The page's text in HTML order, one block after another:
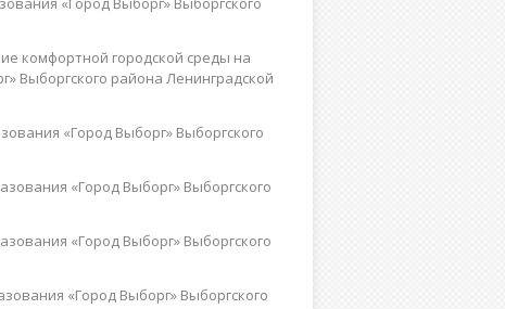
комфортной городской среды на
Выборгского района Ленинградской
«Город Выборг» Выборгского
«Город Выборг» Выборгского
«Город Выборг» Выборгского
«Город Выборг» Выборгского